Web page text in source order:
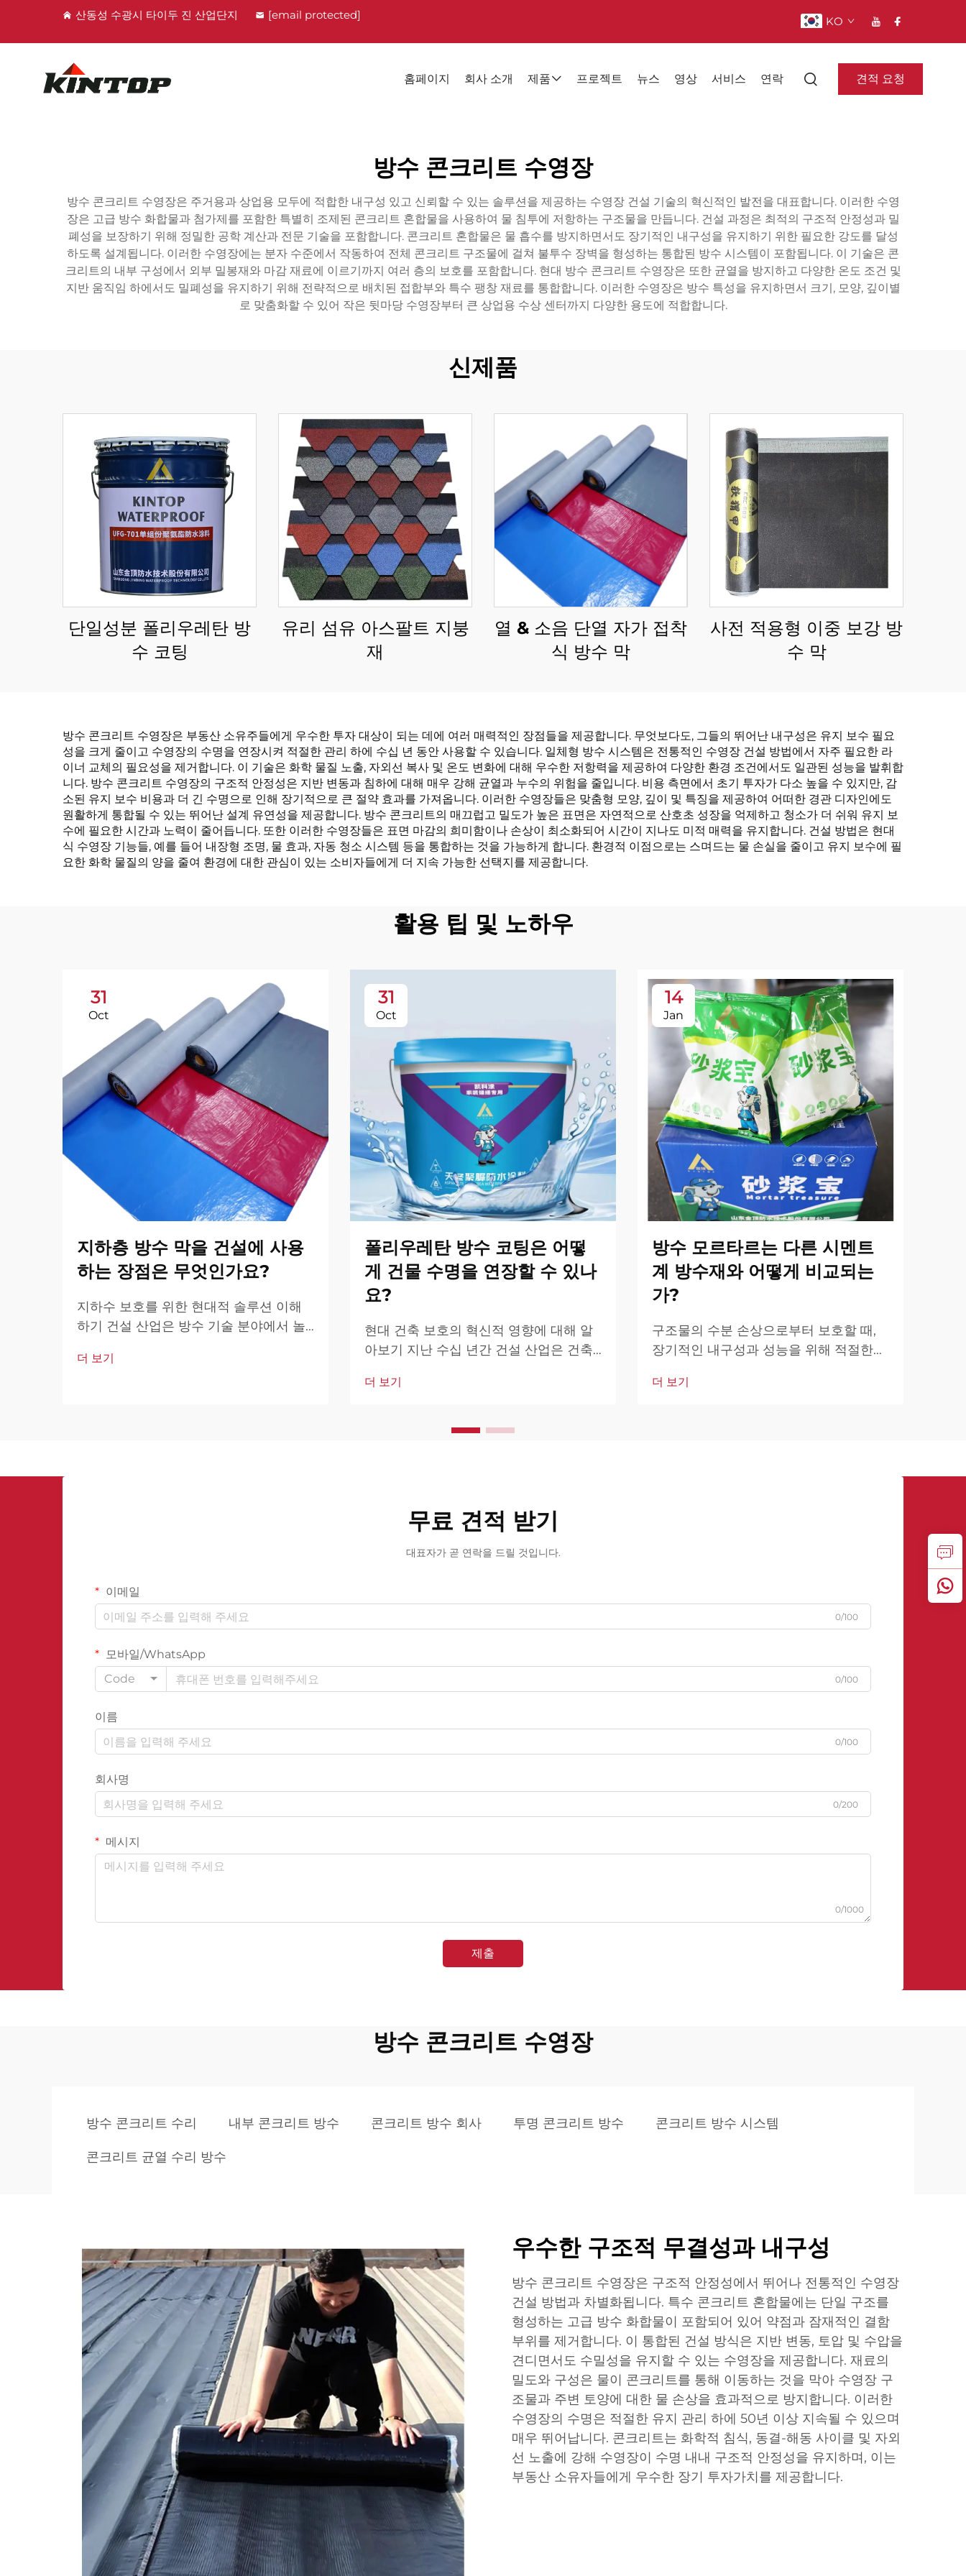
산동성 수광시 타이두 진 산업단지 [email protected] KO
홈페이지 회사 소개 제품 프로젝트 뉴스 영상 서비스 연락 견적 요청
방수 콘크리트 수영장
방수 콘크리트 수영장은 주거용과 상업용 모두에 적합한 내구성 있고 신뢰할 수 있는 솔루션을 제공하는 수영장 건설 기술의 혁신적인 발전을 대표합니다. 이러한 수영
장은 고급 방수 화합물과 첨가제를 포함한 특별히 조제된 콘크리트 혼합물을 사용하여 물 침투에 저항하는 구조물을 만듭니다. 건설 과정은 최적의 구조적 안정성과 밀
폐성을 보장하기 위해 정밀한 공학 계산과 전문 기술을 포함합니다. 콘크리트 혼합물은 물 흡수를 방지하면서도 장기적인 내구성을 유지하기 위한 필요한 강도를 달성
하도록 설계됩니다. 이러한 수영장에는 분자 수준에서 작동하여 전체 콘크리트 구조물에 걸쳐 불투수 장벽을 형성하는 통합된 방수 시스템이 포함됩니다. 이 기술은 콘
크리트의 내부 구성에서 외부 밀봉재와 마감 재료에 이르기까지 여러 층의 보호를 포함합니다. 현대 방수 콘크리트 수영장은 또한 균열을 방지하고 다양한 온도 조건 및
지반 움직임 하에서도 밀폐성을 유지하기 위해 전략적으로 배치된 접합부와 특수 팽창 재료를 통합합니다. 이러한 수영장은 방수 특성을 유지하면서 크기, 모양, 깊이별
로 맞춤화할 수 있어 작은 뒷마당 수영장부터 큰 상업용 수상 센터까지 다양한 용도에 적합합니다.
신제품
단일성분 폴리우레탄 방
수 코팅
유리 섬유 아스팔트 지붕
재
열 & 소음 단열 자가 접착
식 방수 막
사전 적용형 이중 보강 방
수 막
방수 콘크리트 수영장은 부동산 소유주들에게 우수한 투자 대상이 되는 데에 여러 매력적인 장점들을 제공합니다. 무엇보다도, 그들의 뛰어난 내구성은 유지 보수 필요
성을 크게 줄이고 수영장의 수명을 연장시켜 적절한 관리 하에 수십 년 동안 사용할 수 있습니다. 일체형 방수 시스템은 전통적인 수영장 건설 방법에서 자주 필요한 라
이너 교체의 필요성을 제거합니다. 이 기술은 화학 물질 노출, 자외선 복사 및 온도 변화에 대해 우수한 저항력을 제공하여 다양한 환경 조건에서도 일관된 성능을 발휘합
니다. 방수 콘크리트 수영장의 구조적 안정성은 지반 변동과 침하에 대해 매우 강해 균열과 누수의 위험을 줄입니다. 비용 측면에서 초기 투자가 다소 높을 수 있지만, 감
소된 유지 보수 비용과 더 긴 수명으로 인해 장기적으로 큰 절약 효과를 가져옵니다. 이러한 수영장들은 맞춤형 모양, 깊이 및 특징을 제공하여 어떠한 경관 디자인에도
원활하게 통합될 수 있는 뛰어난 설계 유연성을 제공합니다. 방수 콘크리트의 매끄럽고 밀도가 높은 표면은 자연적으로 산호초 성장을 억제하고 청소가 더 쉬워 유지 보
수에 필요한 시간과 노력이 줄어듭니다. 또한 이러한 수영장들은 표면 마감의 희미함이나 손상이 최소화되어 시간이 지나도 미적 매력을 유지합니다. 건설 방법은 현대
식 수영장 기능들, 예를 들어 내장형 조명, 물 효과, 자동 청소 시스템 등을 통합하는 것을 가능하게 합니다. 환경적 이점으로는 스며드는 물 손실을 줄이고 유지 보수에 필
요한 화학 물질의 양을 줄여 환경에 대한 관심이 있는 소비자들에게 더 지속 가능한 선택지를 제공합니다.
활용 팁 및 노하우
31
Oct
지하층 방수 막을 건설에 사용
하는 장점은 무엇인가요?
지하수 보호를 위한 현대적 솔루션 이해
하기 건설 산업은 방수 기술 분야에서 놀
막은 구조물 보호의 핵심 요소로 자리 잡
더 보기
31
Oct
폴리우레탄 방수 코팅은 어떻
게 건물 수명을 연장할 수 있나
요?
현대 건축 보호의 혁신적 영향에 대해 알
아보기 지난 수십 년간 건설 산업은 건축
폴리우레탄 방수 코팅은 기존 구조물의
으로 부상하고 있습니다...
더 보기
14
Jan
방수 모르타르는 다른 시멘트
계 방수재와 어떻게 비교되는
가?
구조물의 수분 손상으로부터 보호할 때,
장기적인 내구성과 성능을 위해 적절한
다양한 옵션 중에서 방수 모르타르는 다
더 보기
무료 견적 받기
대표자가 곧 연락을 드릴 것입니다.
이메일
0/100
모바일/WhatsApp
Code
0/100
이름
0/100
회사명
0/200
메시지
0/1000
제출
방수 콘크리트 수영장
방수 콘크리트 수리 내부 콘크리트 방수 콘크리트 방수 회사 투명 콘크리트 방수 콘크리트 방수 시스템
콘크리트 균열 수리 방수
우수한 구조적 무결성과 내구성
방수 콘크리트 수영장은 구조적 안정성에서 뛰어나 전통적인 수영장
건설 방법과 차별화됩니다. 특수 콘크리트 혼합물에는 단일 구조를
형성하는 고급 방수 화합물이 포함되어 있어 약점과 잠재적인 결함
부위를 제거합니다. 이 통합된 건설 방식은 지반 변동, 토압 및 수압을
견디면서도 수밀성을 유지할 수 있는 수영장을 제공합니다. 재료의
밀도와 구성은 물이 콘크리트를 통해 이동하는 것을 막아 수영장 구
조물과 주변 토양에 대한 물 손상을 효과적으로 방지합니다. 이러한
수영장의 수명은 적절한 유지 관리 하에 50년 이상 지속될 수 있으며
매우 뛰어납니다. 콘크리트는 화학적 침식, 동결-해동 사이클 및 자외
선 노출에 강해 수영장이 수명 내내 구조적 안정성을 유지하며, 이는
부동산 소유자들에게 우수한 장기 투자가치를 제공합니다.